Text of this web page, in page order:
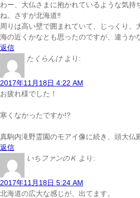
わー、大仏さまに抱かれているような気
ね。さすが北海道‼︎
周りは高い壁で囲まれていて、じっくり、
海の近くかなとも思ったのですが、違うか
返信
たくらんけ より:
2017年11月18日 4:22 AM
お疲れ様でした！
寒くなかったですか!?
真駒内滝野霊園のモアイ像に続き、頭大仏
返信
いちファンのＫ より:
2017年11月18日 5:24 AM
北海道の広大な感じが、出てます。